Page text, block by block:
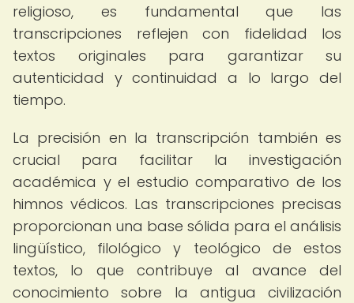
religioso, es fundamental que las
transcripciones reflejen con fidelidad los
textos originales para garantizar su
autenticidad y continuidad a lo largo del
tiempo.
La precisión en la transcripción también es
crucial para facilitar la investigación
académica y el estudio comparativo de los
himnos védicos. Las transcripciones precisas
proporcionan una base sólida para el análisis
lingüístico, filológico y teológico de estos
textos, lo que contribuye al avance del
conocimiento sobre la antigua civilización